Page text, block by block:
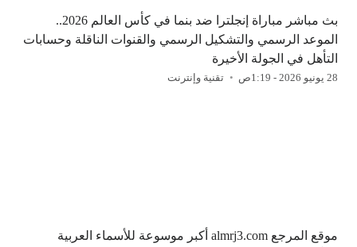
بث مباشر مباراة إنجلترا ضد بنما في كأس العالم 2026..
الموعد الرسمي والتشكيل الرسمي والقنوات الناقلة وحسابات
التأهل في الجولة الأخيرة
28 يونيو 2026 - 1:19ص تقنية وإنترنت
موقع المرجع almrj3.com أكبر موسوعة للأسماء العربية